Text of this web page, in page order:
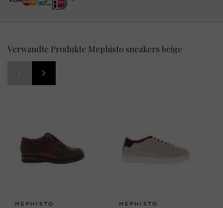
Verwandte Produkte Mephisto sneakers beige
MEPHISTO MEPHISTO